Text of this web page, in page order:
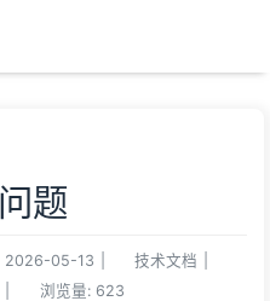
题
2026-05-13 技术文档
浏览量: 623